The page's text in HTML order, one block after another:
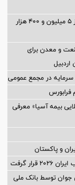
شاخص کل بورس تهران برای نخستین بار از مرز ۵ میلیون و ۴۰۰ هزار
صنعت و معدن برای
سرمایه در مجمع عمومی
فرابورس
بیمه آسیا» معرفی
و پاکستان
گرفت
جوان توسط بانک ملی